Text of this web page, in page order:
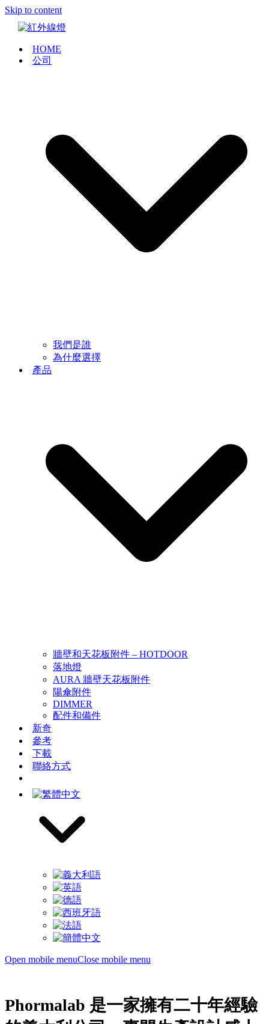
Skip to content
HOME
公司
我們是誰
為什麼選擇
產品
牆壁和天花板附件 – HOTDOOR
落地燈
AURA 牆壁天花板附件
陽傘附件
DIMMER
配件和備件
新奇
參考
下載
聯絡方式
Open mobile menuClose mobile menu
Phormalab 是一家擁有二十年經驗